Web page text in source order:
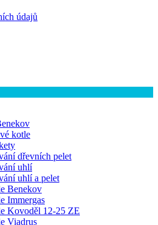
údajů
kotle
dřevních pelet
uhlí
uhlí a pelet
Benekov
Immergas
Kovoděl 12-25 ZE
Viadrus